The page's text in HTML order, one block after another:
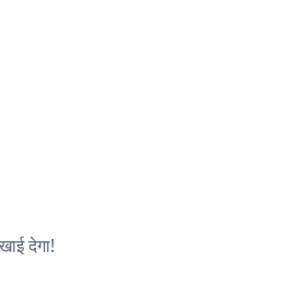
देगा!